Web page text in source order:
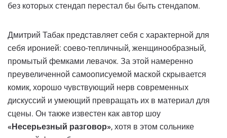
без которых стендап перестал бы быть стендапом.
Дмитрий Табак представляет себя с характерной для
себя иронией: соево-тепличный, женщинообразный,
промытый фемками левачок. За этой намеренно
преувеличенной самоописуемой маской скрывается
комик, хорошо чувствующий нерв современных
дискуссий и умеющий превращать их в материал для
сцены. Он также известен как автор шоу
«Несерьезный разговор», хотя в этом сольнике